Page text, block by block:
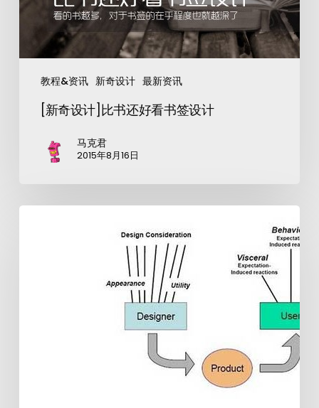
教程&资讯 新奇设计 最新资讯
[新奇设计]比书还好看书签设计
马克君
2015年8月16日